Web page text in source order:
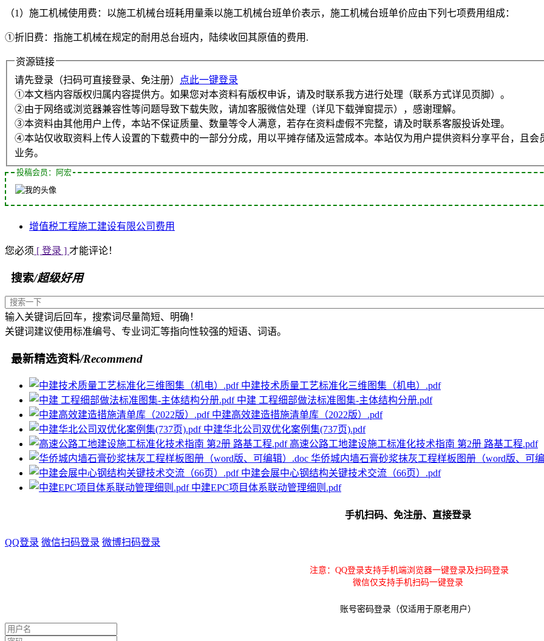
（1）施工机械使用费：以施工机械台班耗用量乘以施工机械台班单价表示，施工机械台班单价应由下列七项费用组成：
①折旧费：指施工机械在规定的耐用总台班内，陆续收回其原值的费用.
资源链接
请先登录（扫码可直接登录、免注册）
点此一键登录
①本文档内容版权归属内容提供方。如果您对本资料有版权申诉，请及时联系我方进行处理（联系方式详见页脚）。
②由于网络或浏览器兼容性等问题导致下载失败，请加客服微信处理（详见下载弹窗提示），感谢理解。
③本资料由其他用户上传，本站不保证质量、数量等令人满意，若存在资料虚假不完整，请及时联系客服投诉处理。
④本站仅收取资料上传人设置的下载费中的一部分分成，用以平摊存储及运营成本。本站仅为用户提供资料分享平台，且
业务。
投稿会员：阿宏
增值税工程施工建设有限公司 费用
您必须 [ 登录 ] 才能评论！
搜索/超级好用
输入关键词后回车，搜索词尽量简短、明确！
关键词建议使用标准编号、专业词汇等指向性较强的短语、词语。
最新精选资料/Recommend
中建技术质量工艺标准化三维图集（机电）.pdf
中建 工程细部做法标准图集-主体结构分册.pdf
中建高效建造措施清单库（2022版）.pdf
中建华北公司双优化案例集(737页).pdf
高速公路工地建设施工标准化技术指南 第2册 路基工程.pdf
华侨城内墙石膏砂浆抹灰工程样板图册（word版、可
中建会展中心钢结构关键技术交流（66页）.pdf
中建EPC项目体系联动管理细则.pdf
手机扫码、免注册、直接登录
QQ登录 微信扫码登录 微博扫码登录
注意：QQ登录支持手机端浏览器一键登录及扫码登录
微信仅支持手机扫码一键登录
账号密码登录（仅适用于原老用户）